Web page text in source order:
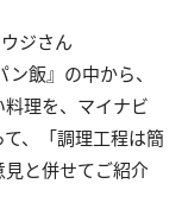
ジさん
飯』の中から、
理を、マイナビ
、「調理工程は簡
と併せてご紹介